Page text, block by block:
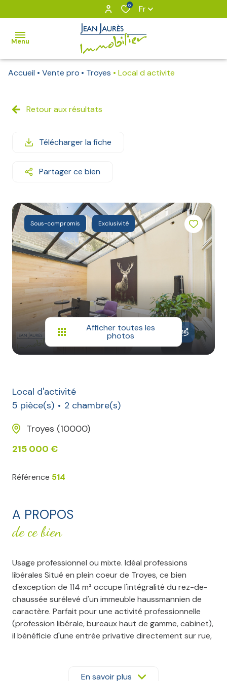
0 Fr
Menu
NOUS
BIENS
BIENS
Notre
équipe
Accueil Vente pro Troyes Local d activite
Retour aux résultats
Télécharger la fiche
Partager ce bien
Sous-compromis Exclusivité
Afficher toutes les
photos
Local d'activité
5 pièce(s)
2 chambre(s)
Troyes (10000)
215 000 €
Référence 514
A PROPOS
de ce bien
Usage professionnel ou mixte. Idéal professions
libérales Situé en plein coeur de Troyes, ce bien
d'exception de 114 m² occupe l'intégralité du rez-de-
chaussée surélevé d'un immeuble haussmannien de
caractère. Parfait pour une activité professionnelle
(profession libérale, bureaux haut de gamme, cabinet),
il bénéficie d'une entrée privative directement sur rue,
hauteurs sous plafond, moulures, cheminées en
En savoir plus